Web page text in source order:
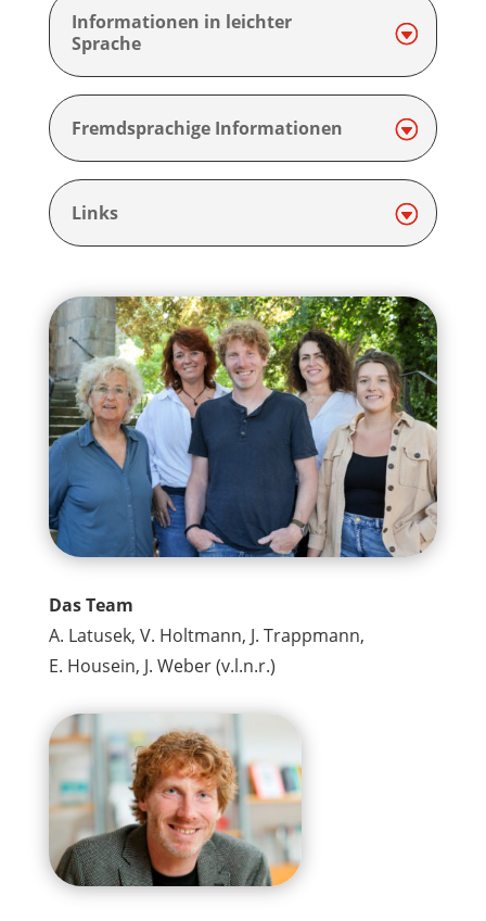
Informationen in leichter
Sprache
Fremdsprachige Informationen
Links
Das Team
A. Latusek, V. Holtmann, J. Trappmann,
E. Housein, J. Weber(v.l.n.r.)